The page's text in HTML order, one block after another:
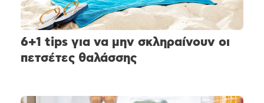
6+1 tips για να μην σκληραίνουν οι
πετσέτες θαλάσσης